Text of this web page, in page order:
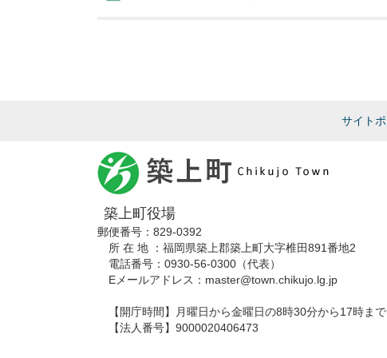
サイト
築上町役場
郵便番号：829-0392
所 在 地 ：福岡県築上郡築上町大字椎田891番地2
電話番号：0930-56-0300（代表）
Eメールアドレス：master@town.chikujo.lg.jp
【開庁時間】月曜日から金曜日の8時30分から17時ま
【法人番号】9000020406473